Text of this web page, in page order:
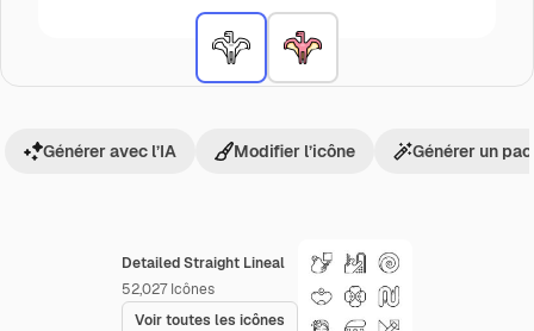
Detailed Straight Lineal
52,027 Icônes
Voir toutes les icônes
Générer avec l’IA Modifier l’icône Générer un